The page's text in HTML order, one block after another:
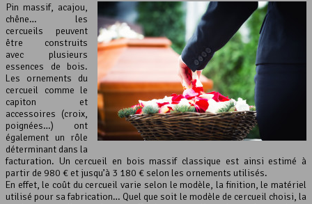
Pin massif, acajou,
chêne… les
cercueils peuvent
être construits
avec plusieurs
essences de bois.
Les ornements du
cercueil comme le
capiton et
accessoires (croix,
poignées…) ont
également un rôle
déterminant dans la
facturation. Un cercueil en bois massif classique est ainsi estimé à
partir de 980 € et jusqu’à 3 180 € selon les ornements utilisés.
En effet, le coût du cercueil varie selon le modèle, la finition, le matériel
utilisé pour sa fabrication… Quel que soit le modèle de cercueil choisi, la